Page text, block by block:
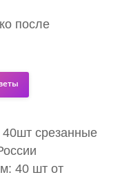
после
40шт срезанные
40 шт от